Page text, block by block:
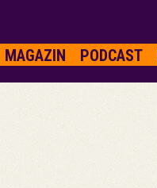
MAGAZIN PODCAST